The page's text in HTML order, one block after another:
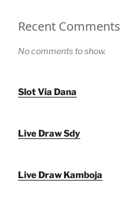
Recent Comments
No comments to show.
Slot Via Dana
Live Draw Sdy
Live Draw Kamboja